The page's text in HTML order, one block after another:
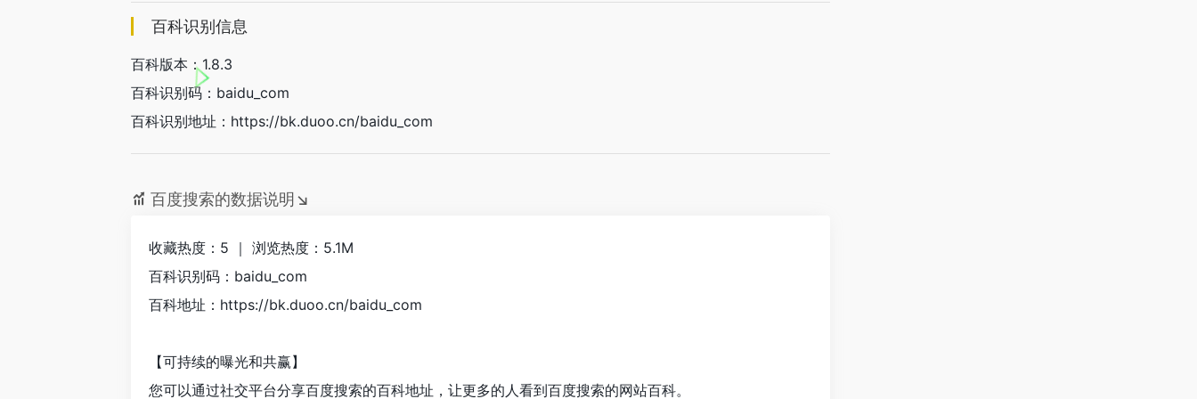
百科识别信息
百科版本：1.8.3
百科识别码：baidu_com
百科识别地址：https://bk.duoo.cn/baidu_com
百度搜索的数据说明↘
收藏热度：5 ｜ 浏览热度：5.1M
百科识别码：baidu_com
百科地址：https://bk.duoo.cn/baidu_com
【可持续的曝光和共赢】
您可以通过社交平台分享百度搜索的百科地址，让更多的人看到百度搜索的网站百科。